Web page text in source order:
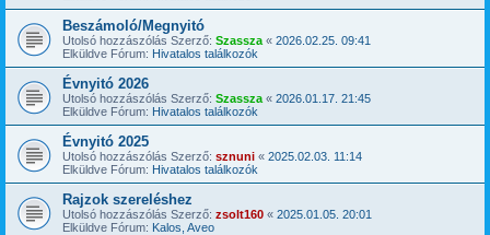
Beszámoló/Megnyitó
Utolsó hozzászólás Szerző: Szassza « 2026.02.25. 09:41
Elküldve Fórum: Hivatalos találkozók
Évnyitó 2026
Utolsó hozzászólás Szerző: Szassza « 2026.01.17. 21:45
Elküldve Fórum: Hivatalos találkozók
Évnyitó 2025
Utolsó hozzászólás Szerző: sznuni « 2025.02.03. 11:14
Elküldve Fórum: Hivatalos találkozók
Rajzok szereléshez
Utolsó hozzászólás Szerző: zsolt160 « 2025.01.05. 20:01
Elküldve Fórum: Kalos, Aveo